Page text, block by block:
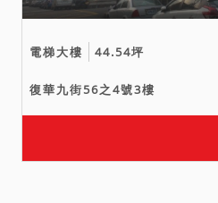
電梯大樓 44.54坪
復華九街56之4號3樓